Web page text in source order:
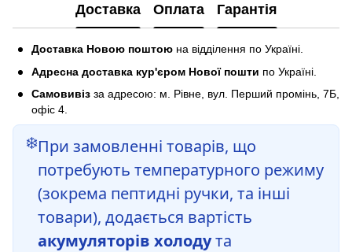
Доставка Оплата Гарантія
Доставка Новою поштою на відділення по Україні.
Адресна доставка кур'єром Нової пошти по Україні.
Самовивіз за адресою: м. Рівне, вул. Перший промінь, 7Б,
офіс 4.
❄️При замовленні товарів, що
потребують температурного режиму
(зокрема пептидні ручки, та інші
товари), додається вартість
акумуляторів холодута